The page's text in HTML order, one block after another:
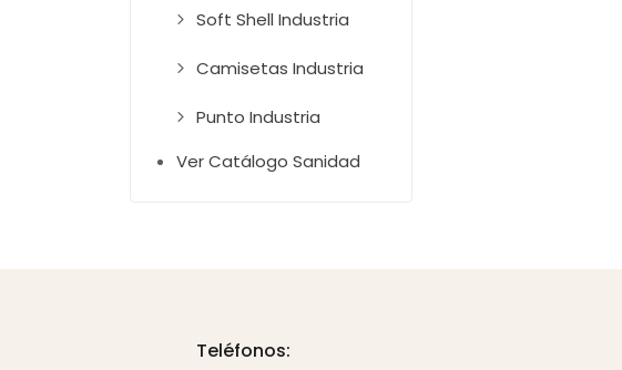
Soft Shell Industria
Camisetas Industria
Punto Industria
Ver Catálogo Sanidad
Teléfonos: